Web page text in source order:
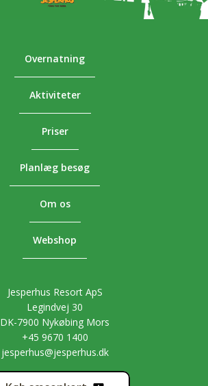
Overnatning
Aktiviteter
Priser
Planlæg besøg
Om os
Webshop
Jesperhus Resort ApS
Legindvej 30
DK-7900 Nykøbing Mors
+45 9670 1400
jesperhus@jesperhus.dk